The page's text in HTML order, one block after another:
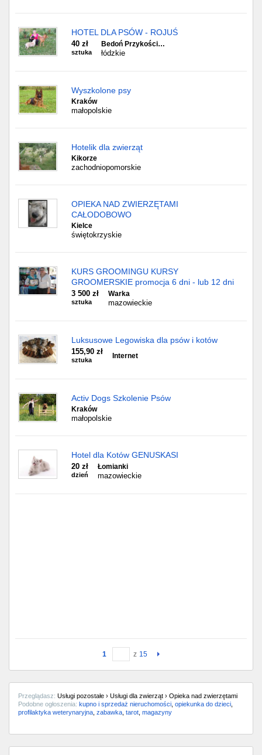
HOTEL DLA PSÓW - ROJUŚ
40 zł
sztuka
Bedoń Przykości…
łódzkie
Wyszkolone psy
Kraków
małopolskie
Hotelik dla zwierząt
Kikorze
zachodniopomorskie
OPIEKA NAD ZWIERZĘTAMI
CAŁODOBOWO
Kielce
świętokrzyskie
KURS GROOMINGU KURSY
GROOMERSKIE promocja 6 dni - lub 12 dni
3 500 zł
sztuka
Warka
mazowieckie
Luksusowe Legowiska dla psów i kotów
155,90 zł
sztuka
Internet
Activ Dogs Szkolenie Psów
Kraków
małopolskie
Hotel dla Kotów GENUSKASI
20 zł
dzień
Łomianki
mazowieckie
1 z 15
Przeglądasz: Usługi pozostałe › Usługi dla zwierząt › Opieka nad zwierzętami
Podobne ogłoszenia: kupno i sprzedaż nieruchomości opiekunka do dzieci
profilaktyka weterynaryjna zabawka tarot magazyny